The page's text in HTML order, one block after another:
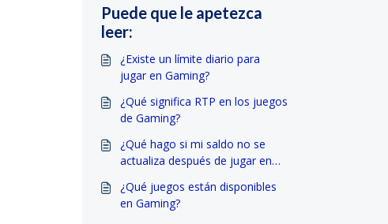
Puede que le apetezca
leer:
¿Existe un límite diario para
jugar en Gaming?
¿Qué significa RTP en los juegos
de Gaming?
¿Qué hago si mi saldo no se
actualiza después de jugar en
¿Qué juegos están disponibles
en Gaming?